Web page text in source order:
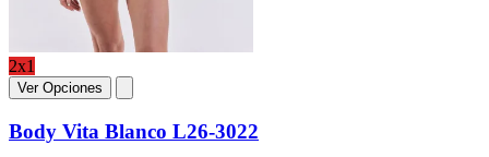
2x1
Ver Opciones
Body Vita Blanco L26-3022